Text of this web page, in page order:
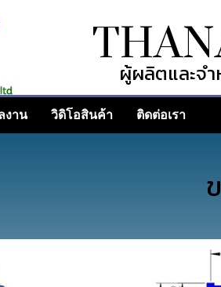
ผู้ผลิตและจ
งาน วิดิโอสินค้า ติดต่อเรา